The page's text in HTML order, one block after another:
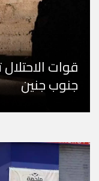
قوات
جنوب جنين